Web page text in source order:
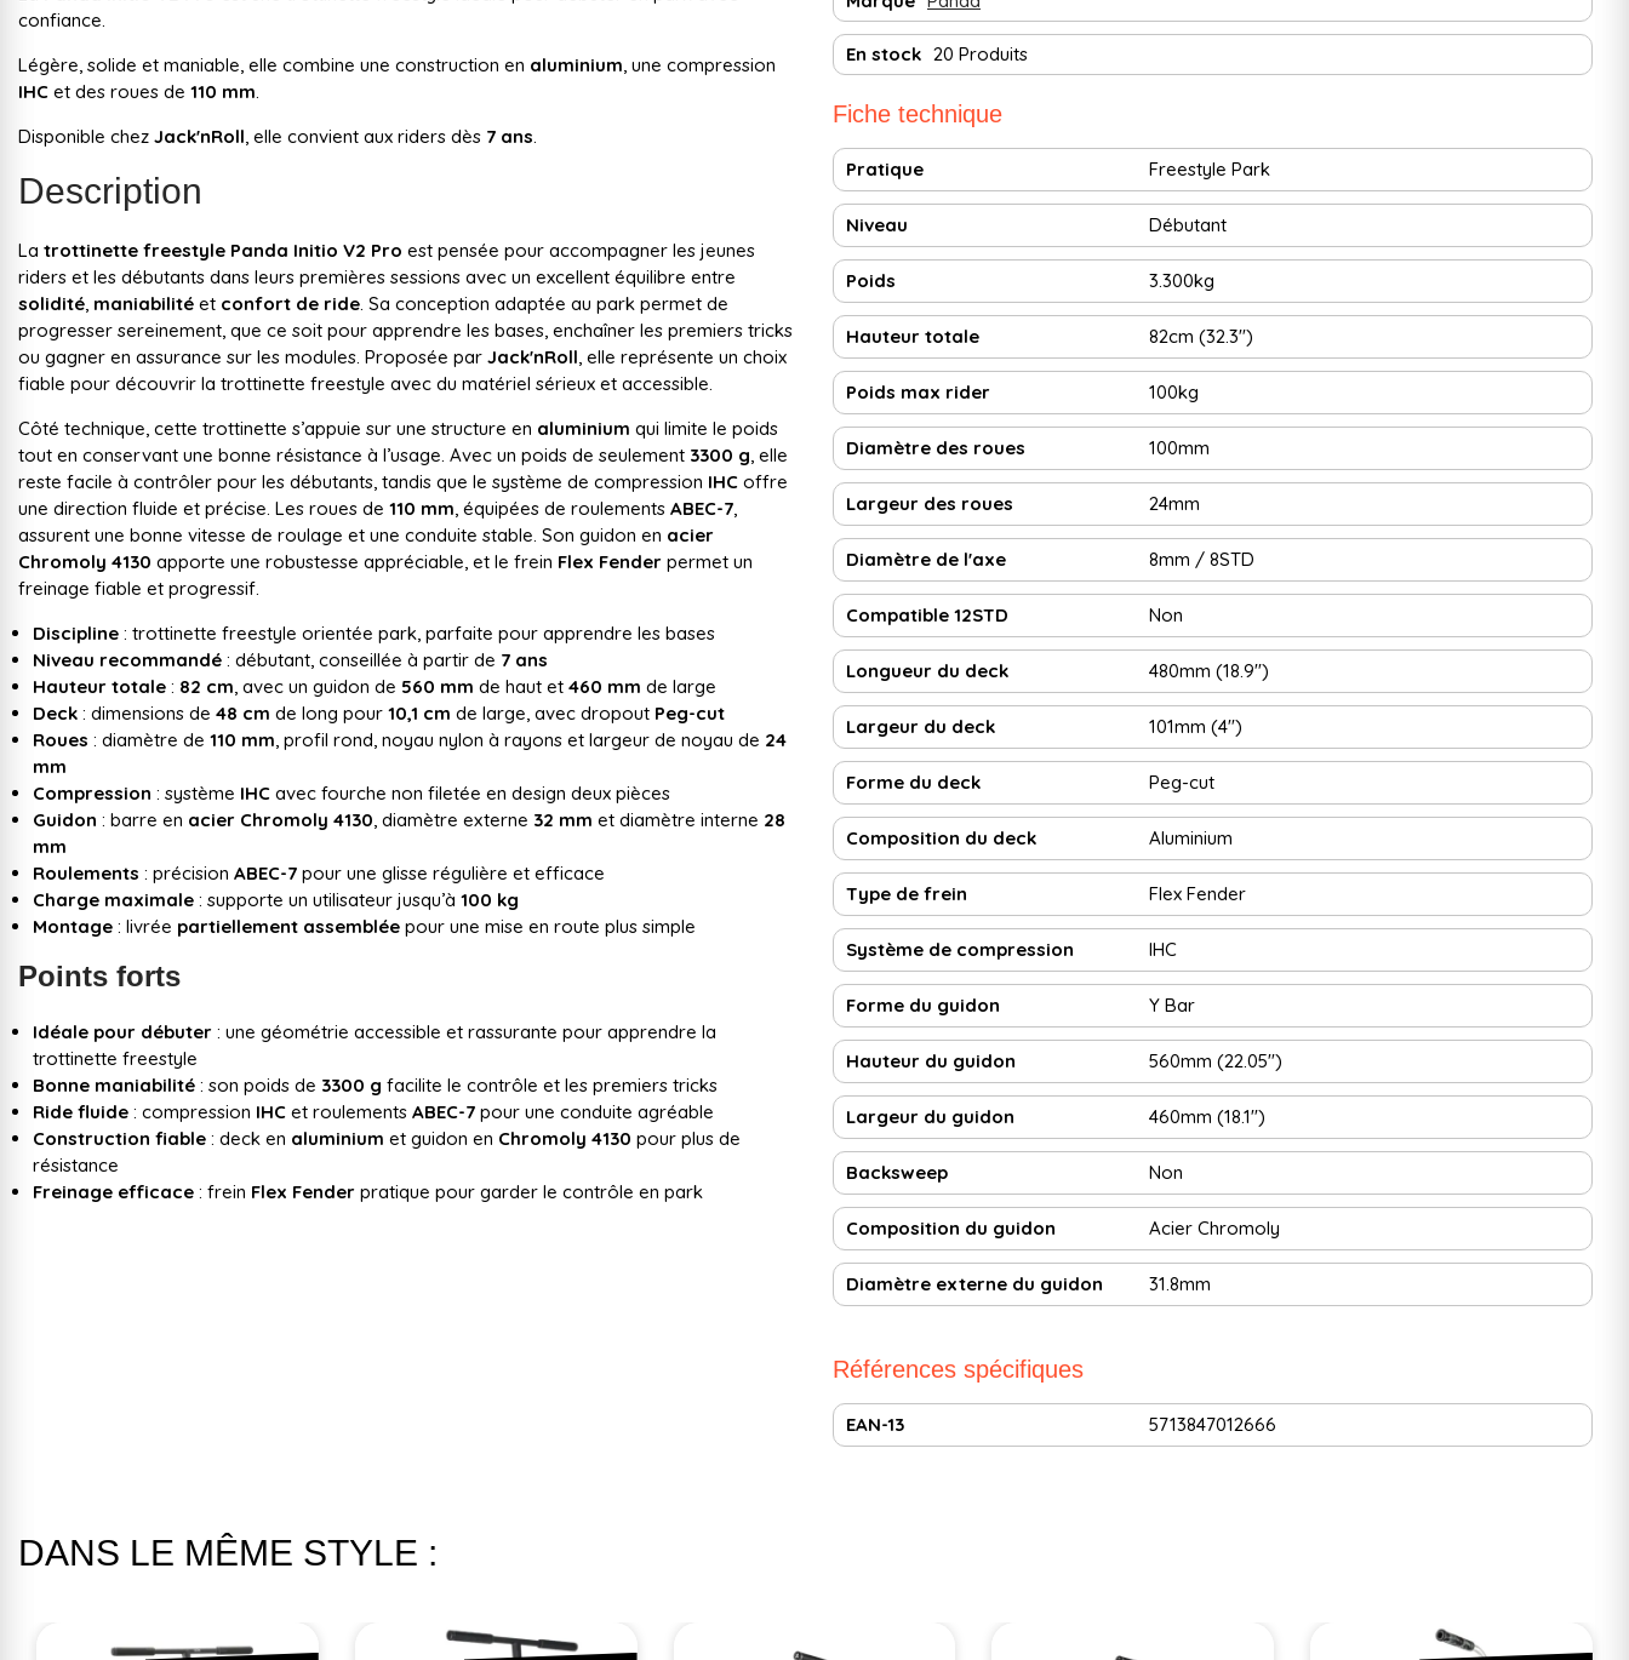
confiance.
Légère, solide et maniable, elle combine une construction en aluminium, une compression
IHC et des roues de 110 mm.
Disponible chez Jack'nRoll, elle convient aux riders dès 7 ans.
Description
La trottinette freestyle Panda Initio V2 Pro est pensée pour accompagner les jeunes
riders et les débutants dans leurs premières sessions avec un excellent équilibre entre
solidité, maniabilité et confort de ride. Sa conception adaptée au park permet de
progresser sereinement, que ce soit pour apprendre les bases, enchaîner les premiers tricks
ou gagner en assurance sur les modules. Proposée par Jack'nRoll, elle représente un choix
fiable pour découvrir la trottinette freestyle avec du matériel sérieux et accessible.
Côté technique, cette trottinette s’appuie sur une structure en aluminium qui limite le poids
tout en conservant une bonne résistance à l’usage. Avec un poids de seulement 3300 g, elle
reste facile à contrôler pour les débutants, tandis que le système de compression IHC offre
une direction fluide et précise. Les roues de 110 mm, équipées de roulements ABEC-7,
assurent une bonne vitesse de roulage et une conduite stable. Son guidon en acier
Chromoly 4130 apporte une robustesse appréciable, et le frein Flex Fender permet un
freinage fiable et progressif.
Discipline : trottinette freestyle orientée park, parfaite pour apprendre les bases
Niveau recommandé : débutant, conseillée à partir de 7 ans
Hauteur totale : 82 cm, avec un guidon de 560 mm de haut et 460 mm de large
Deck : dimensions de 48 cm de long pour 10,1 cm de large, avec dropout Peg-cut
Roues : diamètre de 110 mm, profil rond, noyau nylon à rayons et largeur de noyau de 24
mm
Compression : système IHC avec fourche non filetée en design deux pièces
Guidon : barre en acier Chromoly 4130, diamètre externe 32 mm et diamètre interne 28
mm
Roulements : précision ABEC-7 pour une glisse régulière et efficace
Charge maximale : supporte un utilisateur jusqu’à 100 kg
Montage : livrée partiellement assemblée pour une mise en route plus simple
Points forts
Idéale pour débuter : une géométrie accessible et rassurante pour apprendre la
trottinette freestyle
Bonne maniabilité : son poids de 3300 g facilite le contrôle et les premiers tricks
Ride fluide : compression IHC et roulements ABEC-7 pour une conduite agréable
Construction fiable : deck en aluminium et guidon en Chromoly 4130 pour plus de
résistance
Freinage efficace : frein Flex Fender pratique pour garder le contrôle en park
En stock 20 Produits
Fiche technique
Pratique Freestyle Park
Niveau Débutant
Poids 3.300kg
Hauteur totale 82cm (32.3")
Poids max rider 100kg
Diamètre des roues 100mm
Largeur des roues 24mm
Diamètre de l'axe 8mm / 8STD
Compatible 12STD Non
Longueur du deck 480mm (18.9")
Largeur du deck 101mm (4")
Forme du deck Peg-cut
Composition du deck Aluminium
Type de frein Flex Fender
Système de compression IHC
Forme du guidon Y Bar
Hauteur du guidon 560mm (22.05")
Largeur du guidon 460mm (18.1")
Backsweep Non
Composition du guidon Acier Chromoly
Diamètre externe du guidon 31.8mm
Références spécifiques
EAN-13 5713847012666
DANS LE MÊME STYLE :